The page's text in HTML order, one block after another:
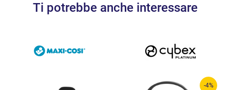
Ti potrebbe anche interessare
-4%